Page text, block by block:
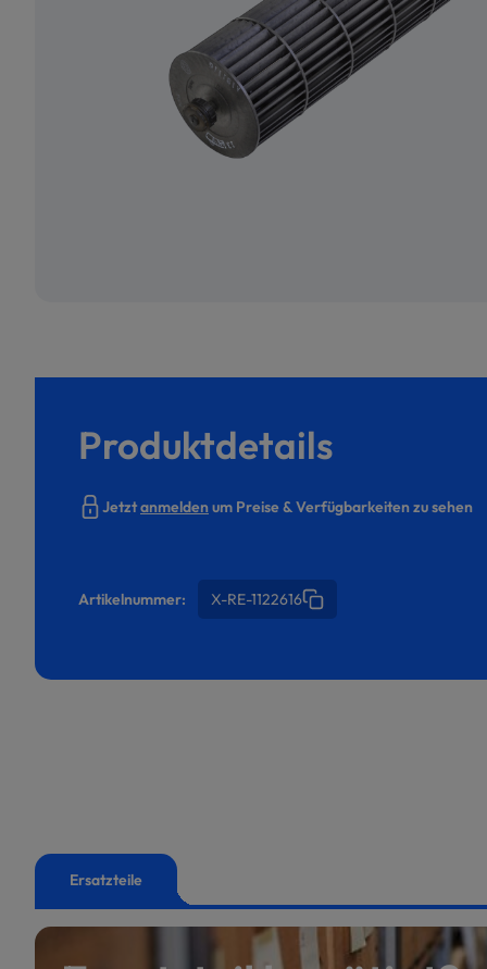
Produktdetails
Jetztanmeldenum Preise & Verfügbarkeiten zu sehen
Artikelnummer: X-RE-1122616
Ersatzteile